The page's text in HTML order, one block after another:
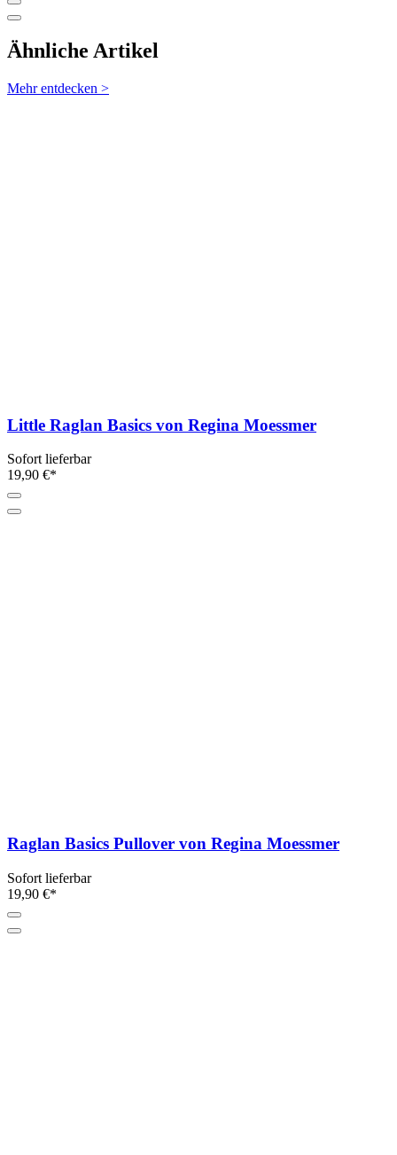
Ähnliche Artikel
Mehr entdecken >
Little Raglan Basics von Regina Moessmer
Sofort lieferbar
19,90 €*
Raglan Basics Pullover von Regina Moessmer
Sofort lieferbar
19,90 €*